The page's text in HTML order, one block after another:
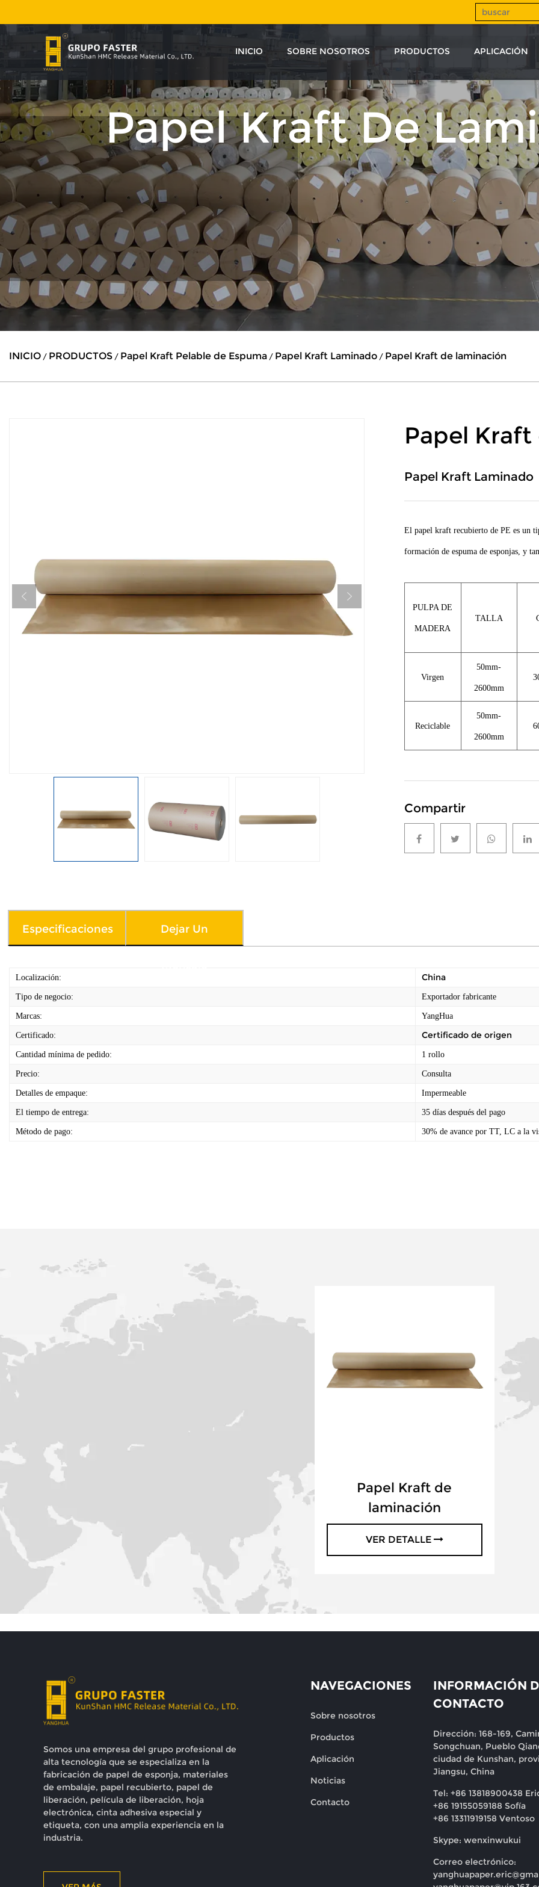
INICIO SOBRE NOSOTROS PRODUCTOS APLICACIÓN
Papel Kraft De
INICIO / PRODUCTOS / Papel Kraft Pelable de Espuma / Papel Kraft Laminado / Papel Kraft de laminación
Papel
Papel Kraft Laminado
El papel kraft recubierto de PE es un
formación de espuma de esponjas, y
PULPA DE
MADERA
TALLA
Virgen
50mm-
2600mm
Reciclable
50mm-
2600mm
Compartir
Especificaciones Dejar Un
Localización: China
Tipo de negocio: Exportador fabricante
Marcas: YangHua
Certificado: Certificado de origen
Cantidad mínima de pedido: 1 rollo
Precio: Consulta
Detalles de empaque: Impermeable
El tiempo de entrega: 35 días después del pago
Método de pago: 30% de avance por TT, LC a la
Papel Kraft de
laminación
VER DETALLE
Somos una empresa del grupo profesional de
alta tecnología que se especializa en la
fabricación de papel de esponja, materiales
de embalaje, papel recubierto, papel de
liberación, película de liberación, hoja
electrónica, cinta adhesiva especial y
etiqueta, con una amplia experiencia en la
industria.
NAVEGACIONES
Sobre nosotros
Productos
Aplicación
Noticias
Contacto
INFORMACIÓN
CONTACTO
Dirección: 168-169,
Songchuan, Pueblo
ciudad de Kunshan,
Jiangsu, China
Tel: +86 13818900438
+86 19155059188 Sofía
+86 13311919158 Ventoso
Skype: wenxinwukui
Correo electrónico: